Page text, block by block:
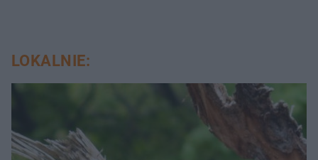
LOKALNIE: